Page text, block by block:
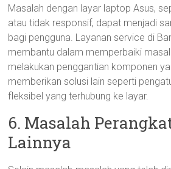
Masalah dengan layar laptop Asus,
atau tidak responsif, dapat menjadi
bagi pengguna. Layanan service di
membantu dalam memperbaiki
melakukan penggantian komponen
memberikan solusi lain seperti
fleksibel yang terhubung ke layar.
6. Masalah
Lainnya